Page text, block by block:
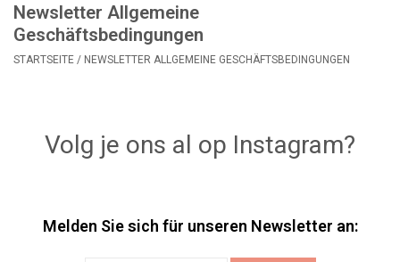
SALE
Geschenke
Newsletter Allgemeine
Geschäftsbedingungen
STARTSEITE / NEWSLETTER ALLGEMEINE GESCHÄFTSBEDINGUNGEN
Volg je ons al op Instagram?
Melden Sie sich für unseren Newsletter an: